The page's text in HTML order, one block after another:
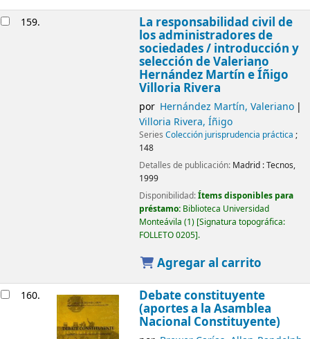
159. La responsabilidad civil de
los administradores de
sociedades / introducción y
selección de Valeriano
Hernández Martín e Íñigo
Villoria Rivera
por Hernández Martín, Valeriano
Villoria Rivera, Íñigo
Series Colección jurisprudencia práctica ;
148
Detalles de publicación: Madrid :Tecnos,
1999
Disponibilidad:Ítems disponibles para
préstamo: Biblioteca Universidad
Monteávila (1) Signatura topográfica:
FOLLETO 0205 .
Agregar al carrito
160. Debate constituyente
(aportes a la Asamblea
Nacional Constituyente)